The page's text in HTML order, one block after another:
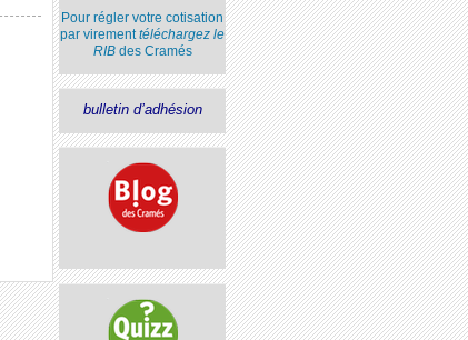
Pour régler votre cotisation
par virementtéléchargez le
RIBdes Cramés
bulletin d’adhésion